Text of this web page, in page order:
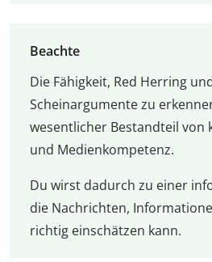
Beachte
Die Fähigkeit, Red Herring
Scheinargumente zu
wesentlicher Bestandteil von
und Medienkompetenz.
Du wirst dadurch zu einer
die Nachrichten,
richtig einschätzen kann.